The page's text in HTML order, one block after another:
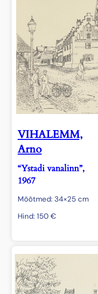
VIHALEMM,
Arno
“Ystadi vanalinn”,
1967
Mõõtmed: 34×25 cm
Hind: 150 €